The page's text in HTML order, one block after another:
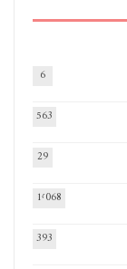
6
563
29
1٬068
393